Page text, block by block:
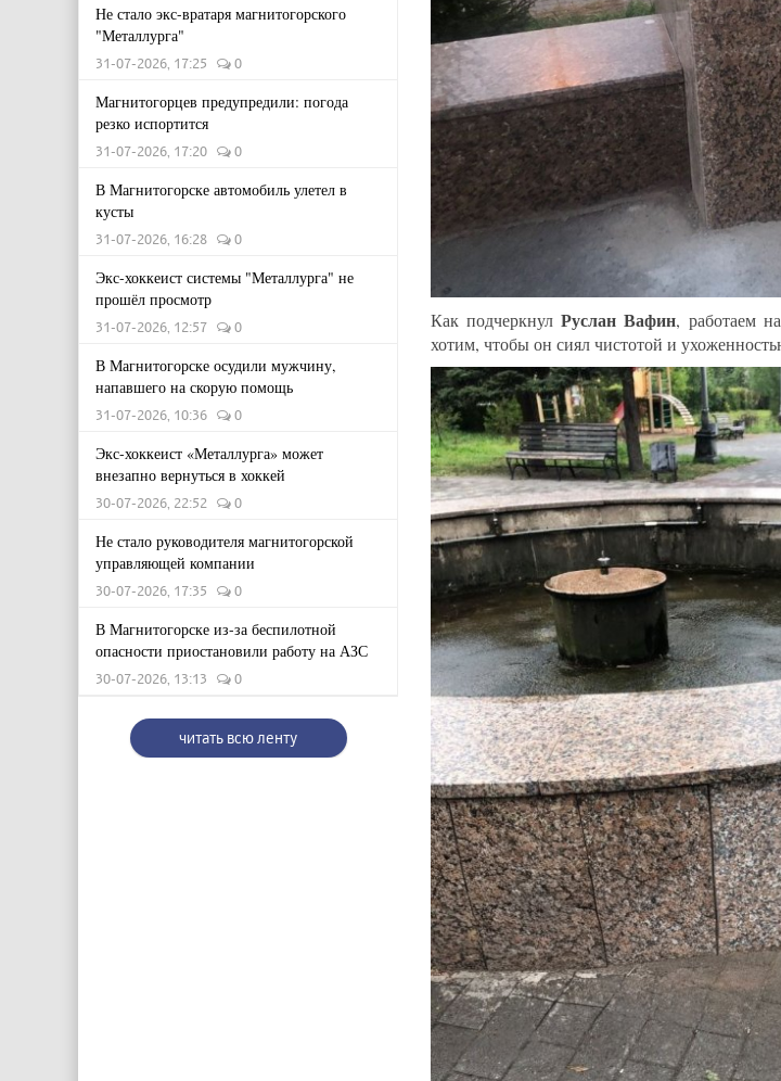
Не стало экс-вратаря магнитогорского
"Металлурга"
31-07-2026, 17:25 0
Магнитогорцев предупредили: погода
резко испортится
31-07-2026, 17:20 0
В Магнитогорске автомобиль улетел в
кусты
31-07-2026, 16:28 0
Экс-хоккеист системы "Металлурга" не
прошёл просмотр
31-07-2026, 12:57 0
В Магнитогорске осудили мужчину,
напавшего на скорую помощь
31-07-2026, 10:36 0
Экс-хоккеист «Металлурга» может
внезапно вернуться в хоккей
30-07-2026, 22:52 0
Не стало руководителя магнитогорской
управляющей компании
30-07-2026, 17:35 0
В Магнитогорске из-за беспилотной
опасности приостановили работу на АЗС
30-07-2026, 13:13 0
читать всю ленту
Как подчеркнулРуслан Вафин, работаем
хотим, чтобы он сиял чистотой и